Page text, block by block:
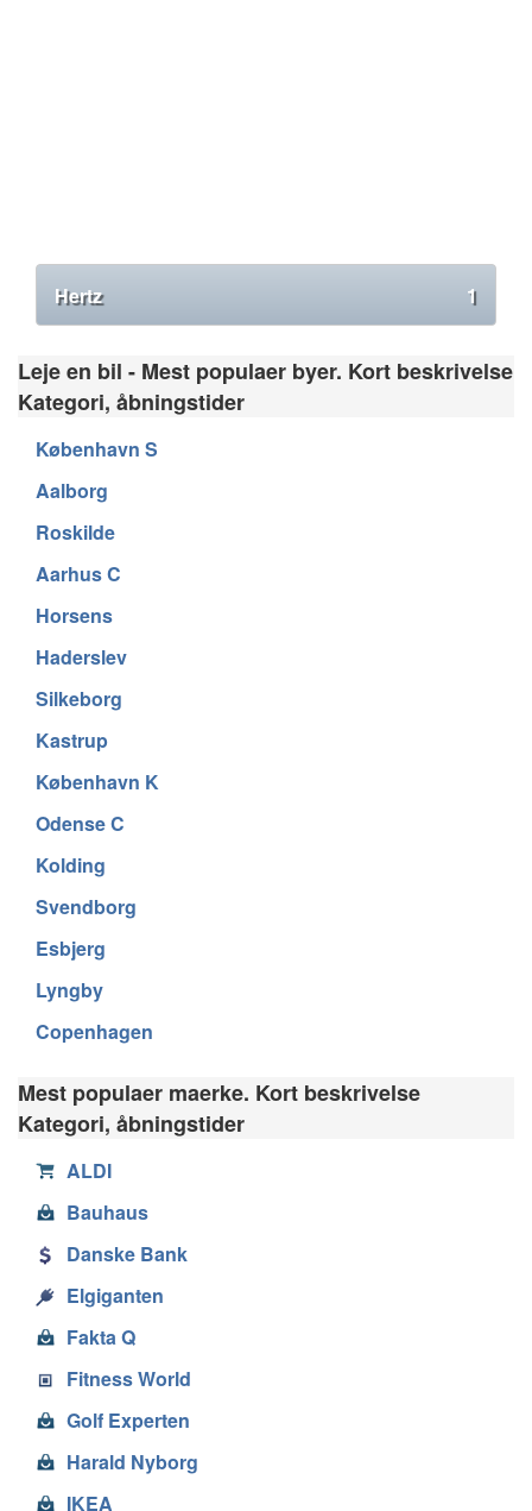
Hertz 1
Leje en bil - Mest populaer byer. Kort beskrivelse
Kategori, åbningstider
København S
Aalborg
Roskilde
Aarhus C
Horsens
Haderslev
Silkeborg
Kastrup
København K
Odense C
Kolding
Svendborg
Esbjerg
Lyngby
Copenhagen
Mest populaer maerke. Kort beskrivelse
Kategori, åbningstider
ALDI
Bauhaus
Danske Bank
Elgiganten
Fakta Q
Fitness World
Golf Experten
Harald Nyborg
IKEA